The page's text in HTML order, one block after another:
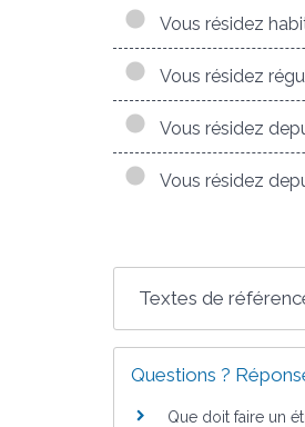
Vous résidez
Vous résidez
Vous résidez
Vous résidez
Textes de
Questions ?
Que doit faire un